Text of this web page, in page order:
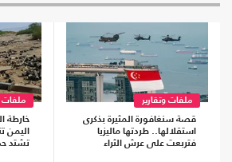
ملفات وتقارير
قصة سنغافورة المثيرة بذكرى
استقلالها.. طردتها ماليزيا
فتربعت على عرش الثراء
ملفات
خارطة
اليمن
تشتد